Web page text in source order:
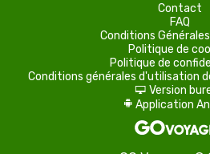
Contact
FAQ
Conditions
Politique de
Politique de
Conditions générales d'utilisation
d Version
A Application